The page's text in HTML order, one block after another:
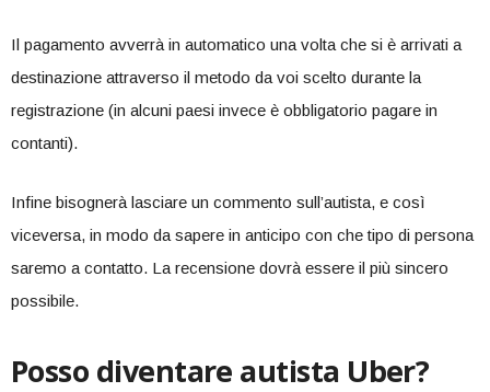
Il pagamento avverrà in automatico una volta che si è arrivati a
destinazione attraverso il metodo da voi scelto durante la
registrazione (in alcuni paesi invece è obbligatorio pagare in
contanti).
Infine bisognerà lasciare un commento sull’autista, e così
viceversa, in modo da sapere in anticipo con che tipo di persona
saremo a contatto. La recensione dovrà essere il più sincero
possibile.
Posso diventare autista Uber?